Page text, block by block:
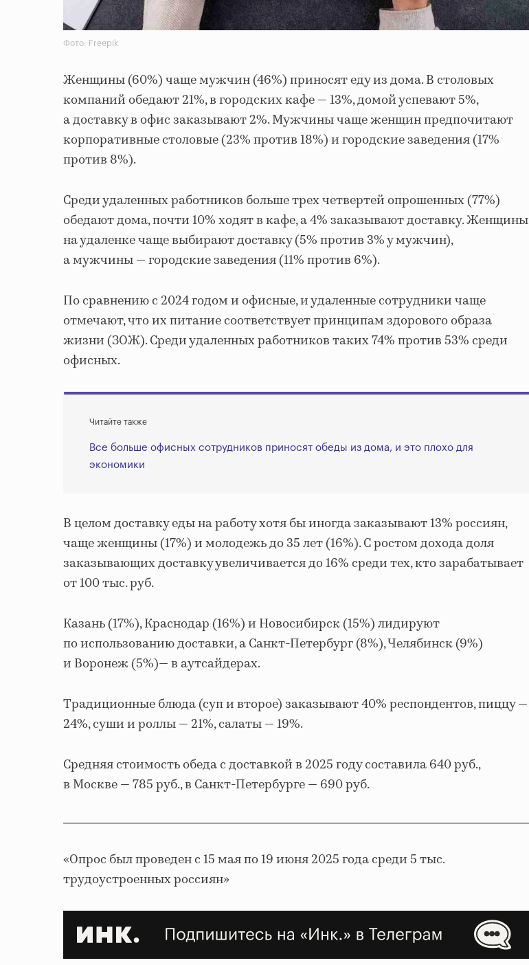
Фото: Freepik
Женщины (60%) чаще мужчин (46%) приносят еду из дома. В столовых
компаний обедают 21%, в городских кафе — 13%, домой успевают 5%,
а доставку в офис заказывают 2%. Мужчины чаще женщин предпочитают
корпоративные столовые (23% против 18%) и городские заведения (17%
против 8%).
Среди удаленных работников больше трех четвертей опрошенных (77%)
обедают дома, почти 10% ходят в кафе, а 4% заказывают доставку. Женщины
на удаленке чаще выбирают доставку (5% против 3% у мужчин),
а мужчины — городские заведения (11% против 6%).
По сравнению с 2024 годом и офисные, и удаленные сотрудники чаще
отмечают, что их питание соответствует принципам здорового образа
жизни (ЗОЖ). Среди удаленных работников таких 74% против 53% среди
офисных.
Читайте также
Все больше офисных сотрудников приносят обеды из дома, и это плохо для
экономики
В целом доставку еды на работу хотя бы иногда заказывают 13% россиян,
чаще женщины (17%) и молодежь до 35 лет (16%). С ростом дохода доля
заказывающих доставку увеличивается до 16% среди тех, кто зарабатывает
от 100 тыс. руб.
Казань (17%), Краснодар (16%) и Новосибирск (15%) лидируют
по использованию доставки, а Санкт-Петербург (8%), Челябинск (9%)
и Воронеж (5%)— в аутсайдерах.
Традиционные блюда (суп и второе) заказывают 40% респондентов, пиццу —
24%, суши и роллы — 21%, салаты — 19%.
Средняя стоимость обеда с доставкой в 2025 году составила 640 руб.,
в Москве — 785 руб., в Санкт-Петербурге — 690 руб.
«Опрос был проведен с 15 мая по 19 июня 2025 года среди 5 тыс.
трудоустроенных россиян»